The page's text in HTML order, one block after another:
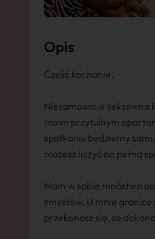
Opis
Cześć kochanie,
Niesamowicie seksowna
moim przytulnym
spotkaniu będziemy
możesz liczyć na pełną
Mam w sobie mnóstwo
zmysłów. U mnie
przekonasz się, że